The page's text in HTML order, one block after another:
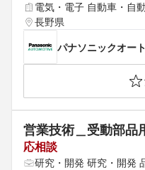
電気・電子 自動車・自
長野県
パナソニックオー
営業技術＿受動部品
応相談
研究・開発 研究・開発